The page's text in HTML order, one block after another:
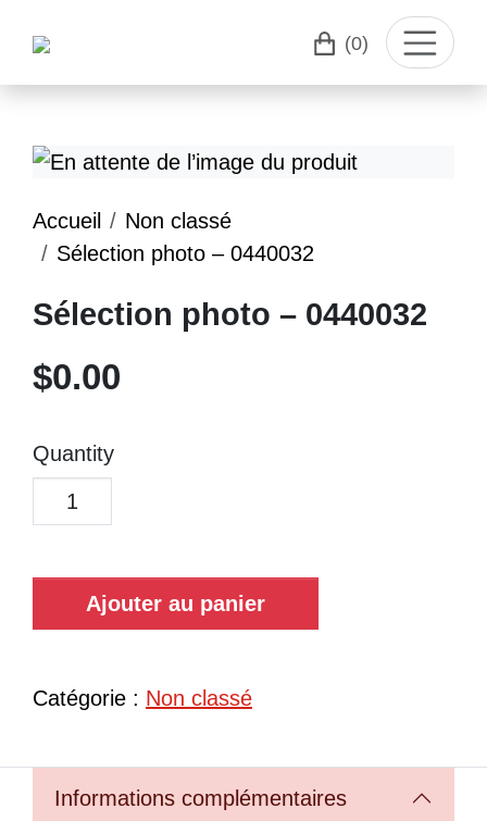
(0)
Accueil
Non classé
Sélection photo – 0440032
Sélection photo – 0440032
$0.00
Quantity
Ajouter au panier
Catégorie : Non classé
Informations complémentaires